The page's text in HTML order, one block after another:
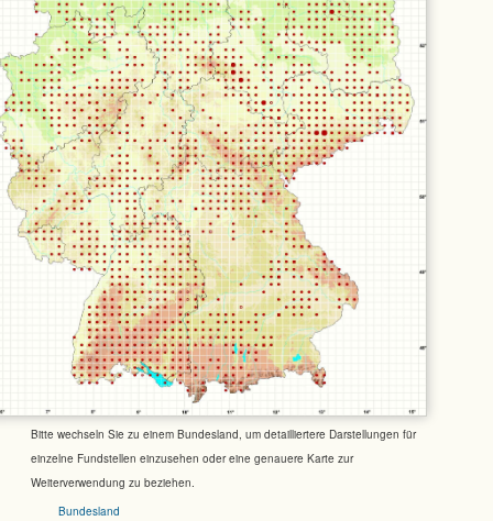
Bitte wechseln Sie zu einem Bundesland, um detailliertere Darstellungen für
einzelne Fundstellen einzusehen oder eine genauere Karte zur
Weiterverwendung zu beziehen.
Bundesland